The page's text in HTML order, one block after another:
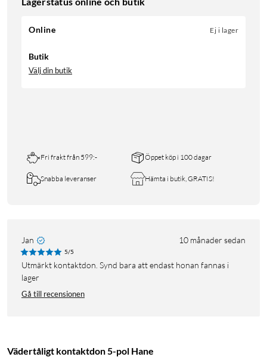
Online Ej i lager
Butik
Välj din butik
Fri frakt från 599:- Öppet köp i 100 dagar
Snabba leveranser Hämta i butik, GRATIS!
Jan 10 månader sedan
5/5
Utmärkt kontaktdon. Synd bara att endast honan fannas i
lager
Gå till recensionen
Vädertåligt kontaktdon 5-pol Hane